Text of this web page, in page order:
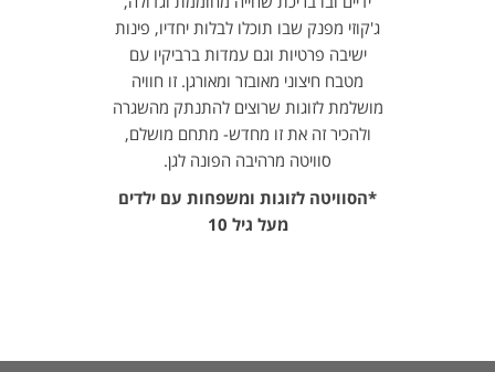
ג'קוזי מפנק שבו תוכלו לבלות יחדיו, פינות
ישיבה פרטיות וגם עמדות ברביקיו עם
מטבח חיצוני מאובזר ומאורגן. זו חוויה
מושלמת לזוגות שרוצים להתנתק מהשגרה
ולהכיר זה את זו מחדש- מתחם מושלם,
סוויטה מרהיבה הפונה לגן.
*הסוויטה לזוגות ומשפחות עם ילדים
מעל גיל 10